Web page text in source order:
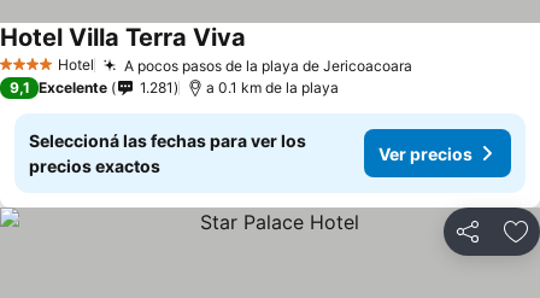
4 EstrellasHotel A pocos pasos de la playa de Jericoacoara
Hotel Villa Terra Viva
9,1 Excelente 1.281 a 0.1 km de la playa
Seleccioná las fechas para ver los
precios exactos
Ver precios
Compartir